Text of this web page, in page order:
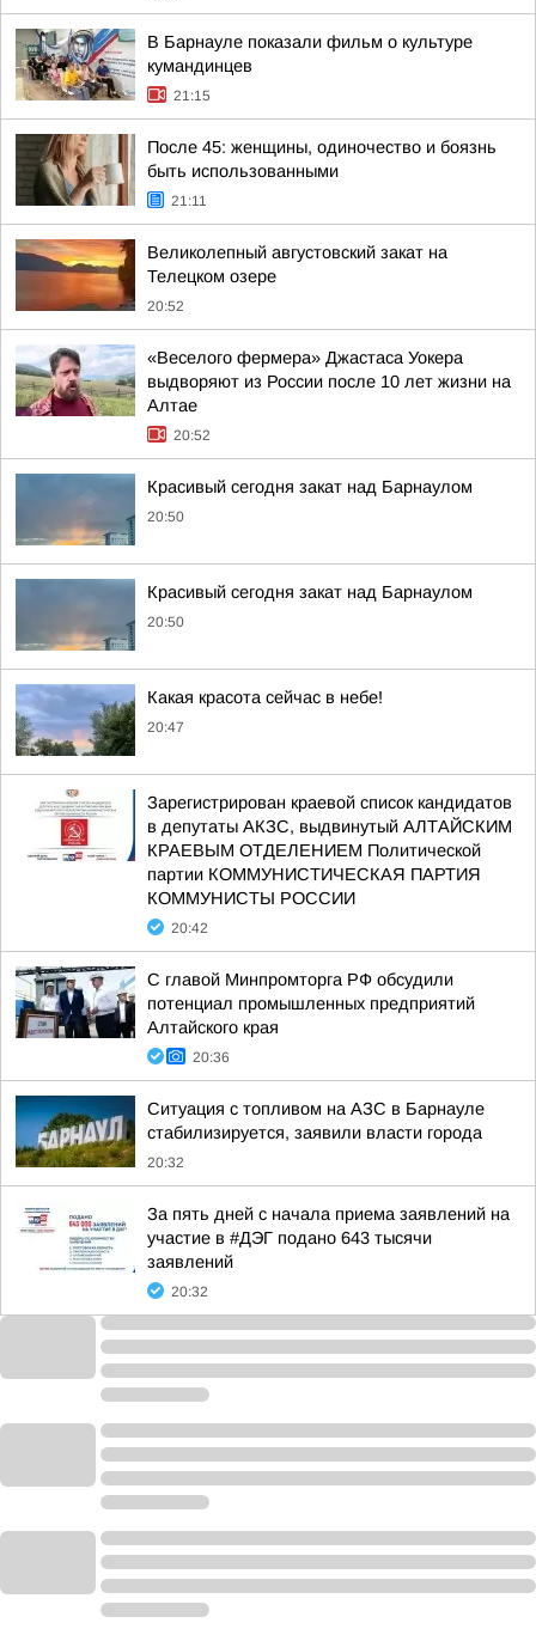
В Барнауле показали фильм о культуре
кумандинцев
21:15
После 45: женщины, одиночество и боязнь
быть использованными
21:11
Великолепный августовский закат на
Телецком озере
20:52
«Веселого фермера» Джастаса Уокера
выдворяют из России после 10 лет жизни на
Алтае
20:52
Красивый сегодня закат над Барнаулом
20:50
Красивый сегодня закат над Барнаулом
20:50
Какая красота сейчас в небе!
20:47
Зарегистрирован краевой список кандидатов
в депутаты АКЗС, выдвинутый АЛТАЙСКИМ
КРАЕВЫМ ОТДЕЛЕНИЕМ Политической
партии КОММУНИСТИЧЕСКАЯ ПАРТИЯ
КОММУНИСТЫ РОССИИ
20:42
С главой Минпромторга РФ обсудили
потенциал промышленных предприятий
Алтайского края
20:36
Ситуация с топливом на АЗС в Барнауле
стабилизируется, заявили власти города
20:32
За пять дней с начала приема заявлений на
участие в #ДЭГ подано 643 тысячи
заявлений
20:32